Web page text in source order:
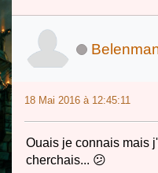
18 Mai 2016 à 12:45:11
Ouais je connais mais
cherchais... 😕